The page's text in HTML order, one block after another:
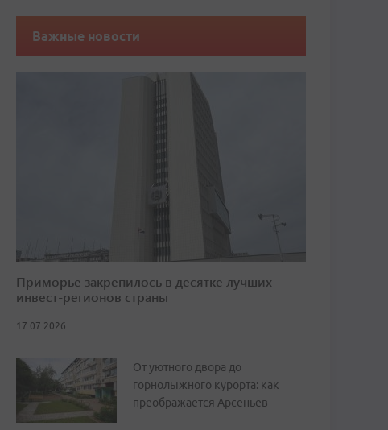
Важные новости
Приморье закрепилось в десятке лучших
инвест-регионов страны
17.07.2026
От уютного двора до
горнолыжного курорта: как
преображается Арсеньев